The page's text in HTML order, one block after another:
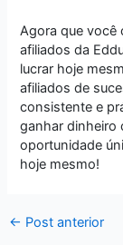
Agora que você
afiliados da
lucrar hoje
afiliados de
consistente e
ganhar dinheiro
oportunidade
hoje mesmo!
← Post anterior